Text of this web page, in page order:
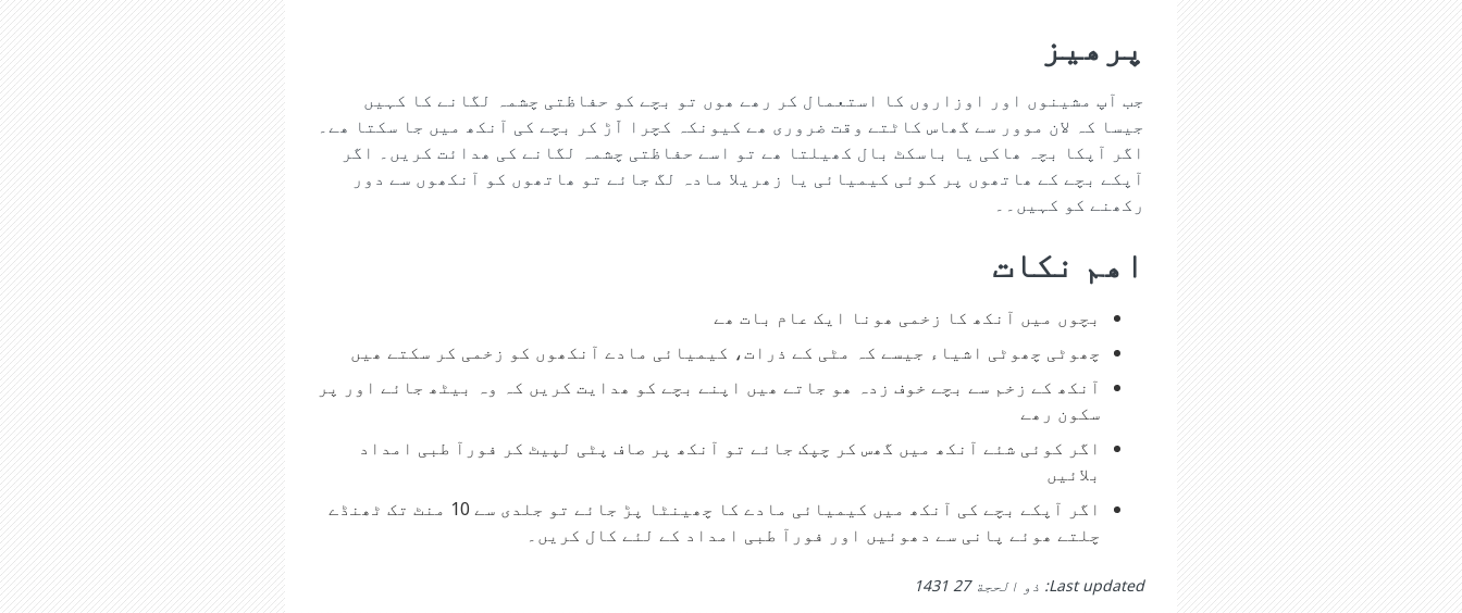
پرھیز
جب آپ مشینوں اور اوزاروں کا استعمال کر رھے ھوں تو بچے کو حفاظتی چشمہ لگانے کا کہیں
جیسا کہ لان موور سے گھاس کاٹتے وقت ضروری ھے کیونکہ کچرا اّڑ کر بچے کی آنکھ میں جا سکتا ھے۔
اگر آپکا بچہ ھاکی یا باسکٹ بال کھیلتا ھے تو اسے حفاظتی چشمہ لگانے کی ھدائت کریں۔ اگر
آپکے بچے کے ھاتھوں پر کوئی کیمیائی یا زھریلا مادہ لگ جائے تو ھاتھوں کو آنکھوں سے دور
رکھنے کو کہیں۔۔
اھم نکات
بچوں میں آنکھ کا زخمی ھونا ایک عام بات ھے
چھوٹی چھوٹی اشیاء جیسے کہ مٹی کے ذرات، کیمیائی مادے آنکھوں کو زخمی کر سکتے ھیں
آنکھ کے زخم سے بچے خوف زدہ ھو جاتے ھیں اپنے بچے کو ھدایت کریں کہ وہ بیٹھ جائے اور پر
سکون رھے
اگر کوئی شئے آنکھ میں گھس کر چپک جائے تو آنکھ پر صاف پٹی لپیٹ کر فورآ طبی امداد
بلائیں
اگر آپکے بچے کی آنکھ میں کیمیائی مادے کا چھینٹا پڑ جائے تو جلدی سے 10 منٹ تک ٹھنڈے
چلتے ھوئے پانی سے دھوئیں اور فورآ طبی امداد کے لئے کال کریں۔
Last updated: ذو الحجة 27 1431